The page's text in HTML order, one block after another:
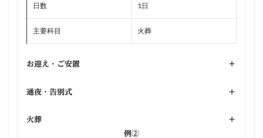
日数 1日
主要科目 火葬
お迎え・ご安置 +
通夜・告別式 +
火葬
+
例②